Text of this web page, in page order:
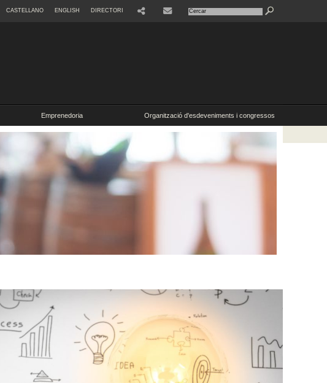
CASTELLANO ENGLISH DIRECTORI
Emprenedoria Organització d'esdeveniments i congressos